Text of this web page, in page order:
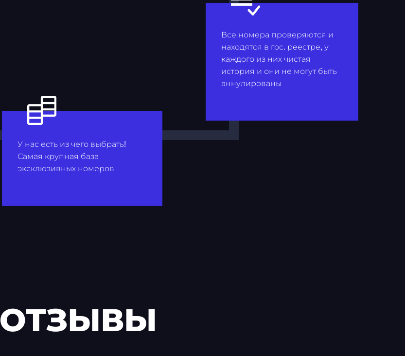
Все номера проверяются и
находятся в гос. реестре, у
каждого из них чистая
история и они не могут быть
аннулированы
У нас есть из чего выбрать!
Самая крупная база
эксклюзивных номеров
ОТЗЫВЫ